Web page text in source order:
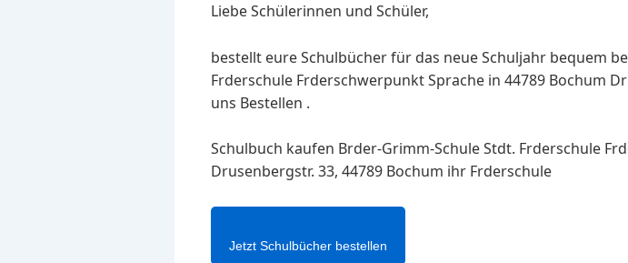
Liebe Schülerinnen und Schüler,
bestellt eure Schulbücher für das neue Schuljahr bequem
Frderschule Frderschwerpunkt Sprache in 44789
uns Bestellen .
Schulbuch kaufen Brder-Grimm-Schule Stdt. Frderschule
Drusenbergstr. 33, 44789 Bochum ihr Frderschule
Jetzt Schulbücher bestellen